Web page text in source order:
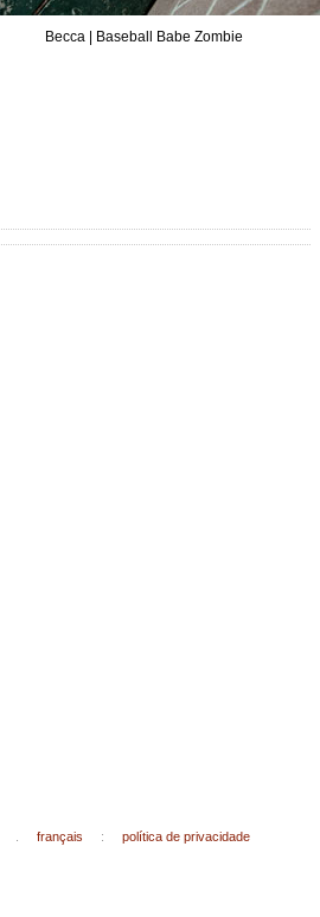
Becca | Baseball Babe Zombie
français : política de privacidade